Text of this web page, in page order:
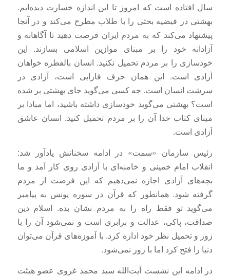
سال افتاده است که امروز تا این اندازه خسارت دیده‌ایم.
بهشتی در فیضیه بحثی را با طلاب مطرح می‌کند و در آنجا
پیشنهاد می‌کند که به مردم ایران فرصت دهید تا آگاهانه و
آزادانه خود را بر مبنای موازین اسلامی بسازند. این
خودسازی را بر مردم تحمیل نکنید. انسان بالفطره خواهان
آزادی است. این همان حرف فارابی است، آزادی در
سرشت انسان است. چه کسی می‌گوید جای بهشتی پر شده
است؟ بهشتی می‌گوید خودسازی داشته باشید، اما مبادا بر
مبنای کتاب خدا آن را بر مردم تحمیل کنید. انسان عاشق
آزادی است.
رئیس سازمان «سمت» در ادامه سخنانش یادآور شد:
انقلاب امام خمینی و خامنه‌ای با آزادی روی کار آمد و ما
بچه‌های آزادی اجازه نمی‌دهیم که این فرصت از مردم
گرفته شود. همانطور که قرآن در سوره یونس به پیامبر
می‌گوید تو فقط راه را به مردم نشان بده. اسلام دین
صداقت، پاکی، عدالت و برابری است و نمی‌شود آن را با
زور و تحمیل نظر خود اداره کرد. با آموزه‌های قرآن می‌توان
دنیا را فتح کرد اما با زور نمی‌شود.
در ادامه این نشست آیت‌الله سید محمد غروی عضو هیئت